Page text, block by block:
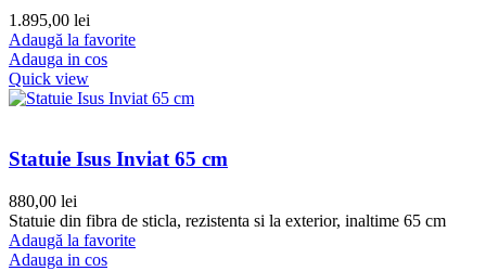
1.895,00 lei
Adaugă la favorite
Adauga in cos
Quick view
Statuie Isus Inviat 65 cm
880,00 lei
Statuie din fibra de sticla, rezistenta si la exterior, inaltime 65 cm
Adaugă la favorite
Adauga in cos